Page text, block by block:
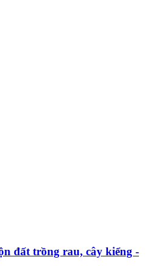
đất trồng rau, cây kiểng -